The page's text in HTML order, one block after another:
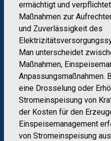
ermächtigt und
Maßnahmen zur
und Zuverlässigkeit des
Man unterscheidet
Maßnahmen,
Anpassungsmaßnahmen.
eine Drosselung oder
Stromeinspeisung von
der Kosten für den
Einspeisemanagement
von Stromeinspeisung